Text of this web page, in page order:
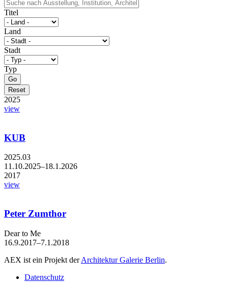
Titel
Land
Stadt
Typ
2025
view
KUB
2025.03
11.10.2025–18.1.2026
2017
view
Peter Zumthor
Dear to Me
16.9.2017–7.1.2018
AEX ist ein Projekt derArchitektur Galerie Berlin.
Datenschutz